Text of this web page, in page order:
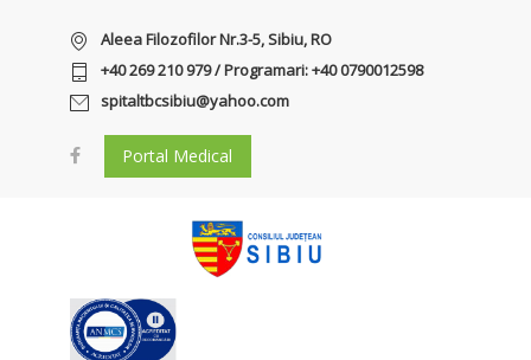
Aleea Filozofilor Nr.3-5, Sibiu, RO
+40 269 210 979 / Programari: +40 0790012598
spitaltbcsibiu@yahoo.com
Portal Medical